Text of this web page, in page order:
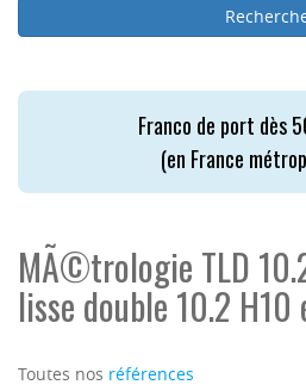
Franco de port dès
(en France
MÃ©trologie TLD
lisse double 10.2
Toutes nos références